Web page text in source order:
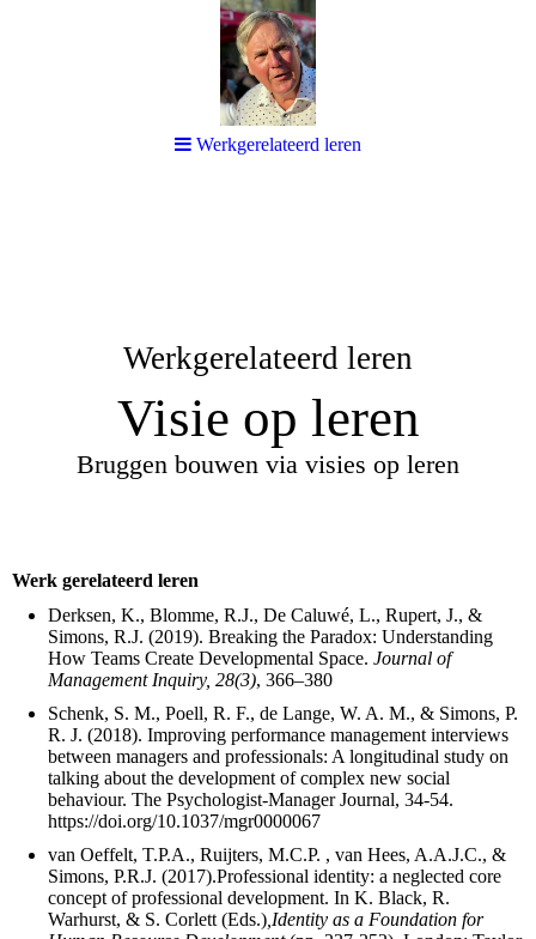
Werkgerelateerd leren
Visie op leren
Bruggen bouwen via visies op leren
Werk gerelateerd leren
Derksen, K., Blomme, R.J., De Caluwé, L., Rupert, J., &
Simons, R.J. (2019). Breaking the Paradox: Understanding
How Teams Create Developmental Space. Journal of
Management Inquiry, 28(3), 366–380
Schenk, S. M., Poell, R. F., de Lange, W. A. M., & Simons, P.
R. J. (2018). Improving performance management interviews
between managers and professionals: A longitudinal study on
talking about the development of complex new social
behaviour. The Psychologist-Manager Journal, 34-54.
https://doi.org/10.1037/mgr0000067
van Oeffelt, T.P.A., Ruijters, M.C.P. , van Hees, A.A.J.C., &
Simons, P.R.J. (2017).Professional identity: a neglected core
concept of professional development. In K. Black, R.
Warhurst, & S. Corlett (Eds.) ,Identity as a Foundation for
Werkgerelateerd leren